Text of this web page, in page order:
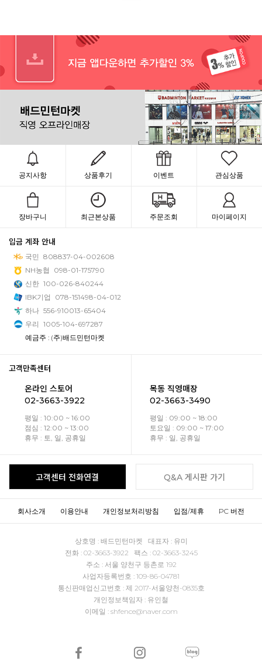
공지사항 상품후기 이벤트 관심상품
장바구니 최근본상품 주문조회 마이페이지
입금 계좌 안내
국민 808837-04-002608
NH농협
098-01-175790
신한 100-026-840244
IBK기업
078-151498-04-012
하나 556-910013-65404
우리 1005-104-697287
예금주 : (주)배드민턴마켓
고객만족센터
온라인 스토어
02-3663-3922
평일 : 10:00 ~ 16:00
점심 : 12:00 ~ 13:00
휴무 : 토, 일, 공휴일
목동 직영매장
02-3663-3490
평일 : 09:00 ~ 18:00
토요일 : 09:00 ~ 17:00
휴무 : 일, 공휴일
고객센터 전화연결 Q&A 게시판 가기
회사소개 이용안내 개인정보처리방침 입점/제휴 PC 버전
상호명 : 배드민턴마켓 대표자 : 유미
전화 : 02-3663-3922 팩스 : 02-3663-3245
주소 : 서울 양천구 등촌로 192
사업자등록번호 : 109-86-04781
통신판매업신고번호 : 제 2017-서울양천-0835호
개인정보책임자 : 유인철
이메일 : shfence@naver.com